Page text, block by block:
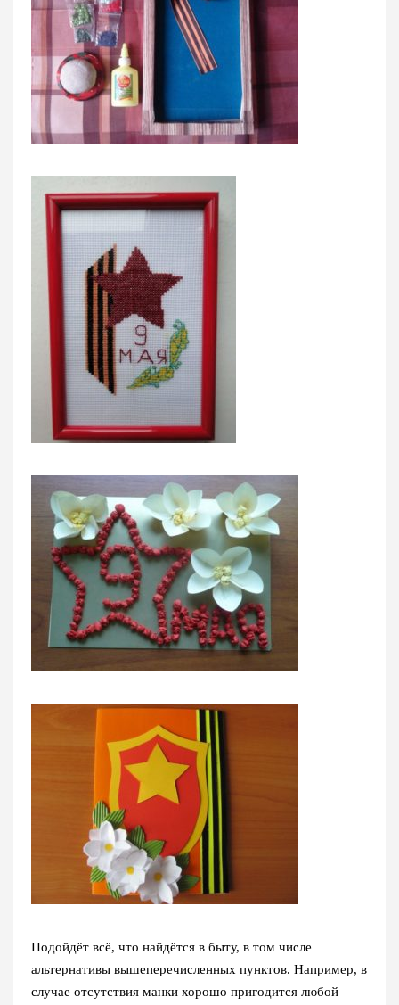
Подойдёт всё, что найдётся в быту, в том числе
альтернативы вышеперечисленных пунктов. Например, в
случае отсутствия манки хорошо пригодится любой